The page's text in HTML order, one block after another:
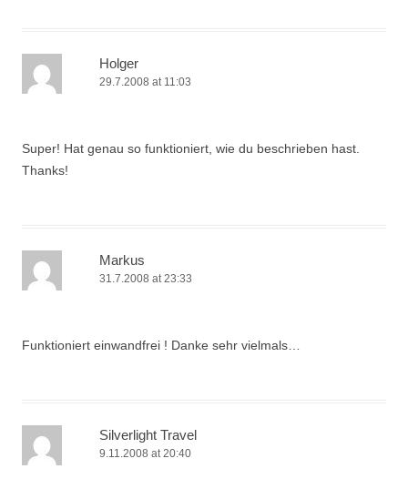
Holger
29.7.2008 at 11:03
Super! Hat genau so funktioniert, wie du beschrieben hast.
Thanks!
Markus
31.7.2008 at 23:33
Funktioniert einwandfrei ! Danke sehr vielmals…
Silverlight Travel
9.11.2008 at 20:40